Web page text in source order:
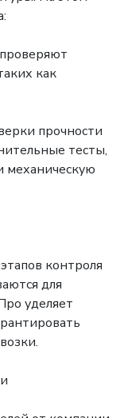
как
прочности
тесты,
механическую
контроля
для
уделяет